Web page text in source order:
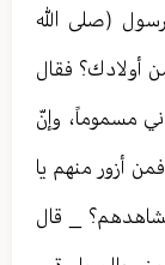
(صلى الله
أولادك؟ فقال
مسموماً، وإنّ
أزور منهم يا
_ قال